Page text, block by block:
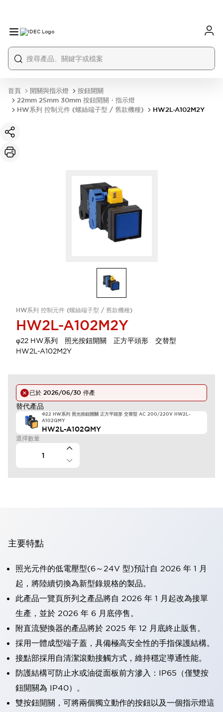
首頁 開關與指示燈
按鈕開關
22mm 25mm 30mm 按鈕開關・指示燈
HW系列 控制元件 (螺絲端子型 / 舊款機種)
HW2L-A102M2Y
HW系列 控制元件 (螺絲端子型 / 舊款機種)
HW2L-A102M2Y
φ22 HW系列 照光按鈕開關 正方平頭形 交替型
HW2L-A102M2Y
已於 2026/06/30 停產
替代產品
Φ22 HW系列 照光按鈕開關 正方平頭形 交替型 AC 200/220V HW2L-
A102QMY
HW2L-A102QMY
選擇數量
主要特點
照光元件的低電壓型(6～24V 型)預計自 2026 年 1 月
起，將陸續切換為新型錄規格的製品。
此產品一覽頁所列之產品將自 2026 年 1 月起改為接單
生產，並於 2026 年 6 月底停售。
附直流變換器的產品將於 2025 年 12 月底終止販售。
採用一體成型端子蓋，具備極高安全性的手指保護結構。
接點部採用自清潔滾動接觸方式，維持穩定導通性能。
防護結構可防止水或油從面板前方滲入：IP65（僅雙按
鈕開關為 IP40）。
雙按鈕開關，可將兩個獨立動作的按鈕以及一個指示燈這